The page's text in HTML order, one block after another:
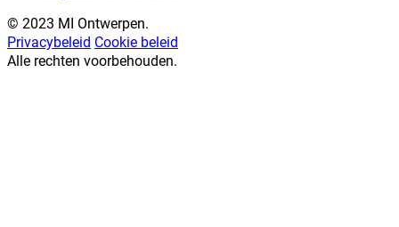
© 2023 MI Ontwerpen.
Privacybeleid Cookie beleid
Alle rechten voorbehouden.